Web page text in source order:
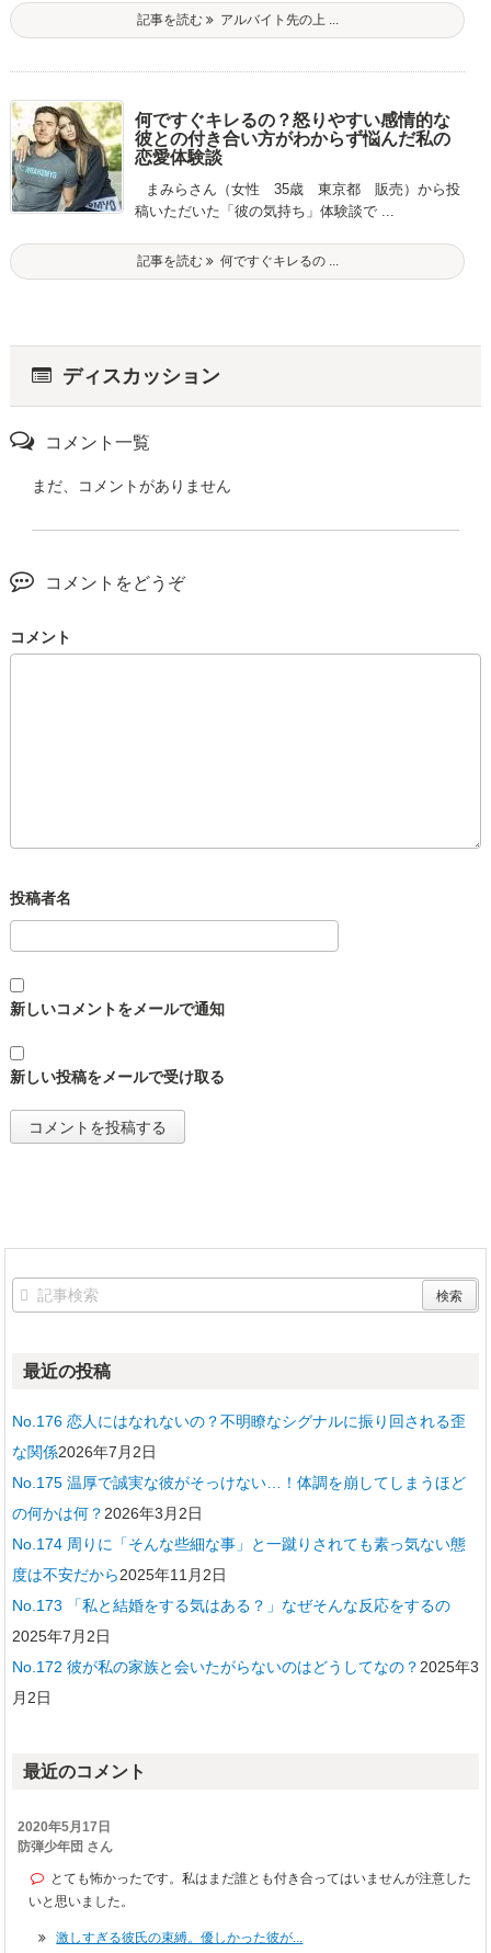
記事を読む アルバイト先の上 ...
何ですぐキレるの？怒りやすい感情的な
彼との付き合い方がわからず悩んだ私の
恋愛体験談
まみらさん（女性 35歳 東京都 販売）から投
稿いただいた「彼の気持ち」体験談で ...
記事を読む 何ですぐキレるの ...
ディスカッション
コメント一覧
まだ、コメントがありません
コメントをどうぞ
コメント
新しいコメントをメールで通知
新しい投稿をメールで受け取る
最近の投稿
No.176 恋人にはなれないの？不明瞭なシグナルに振り回される歪
な関係2026年7月2日
No.175 温厚で誠実な彼がそっけない…！体調を崩してしまうほど
の何かは何？ 2026年3月2日
No.174 周りに「そんな些細な事」と一蹴りされても素っ気ない態
度は不安だから2025年11月2日
No.173 「私と結婚をする気はある？」なぜそんな反応をするの
2025年7月2日
No.172 彼が私の家族と会いたがらないのはどうしてなの？ 2025年3
月2日
最近のコメント
2020年5月17日
防弾少年団 さん
とても怖かったです。私はまだ誰とも付き合ってはいませんが注意した
いと思いました。
激しすぎる彼氏の束縛。優しかった彼が...